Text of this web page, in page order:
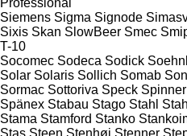
Siemens Sigma Signode
Sixis Skan SlowBeer Smec
T-10
Socomec Sodeca Sodick
Solar Solaris Sollich Somab
Sormac Sottoriva Speck Spinner
Spänex Stabau Stago Stahl
Stama Stamford Stanko
Stas Steen Stenhøj Stenner